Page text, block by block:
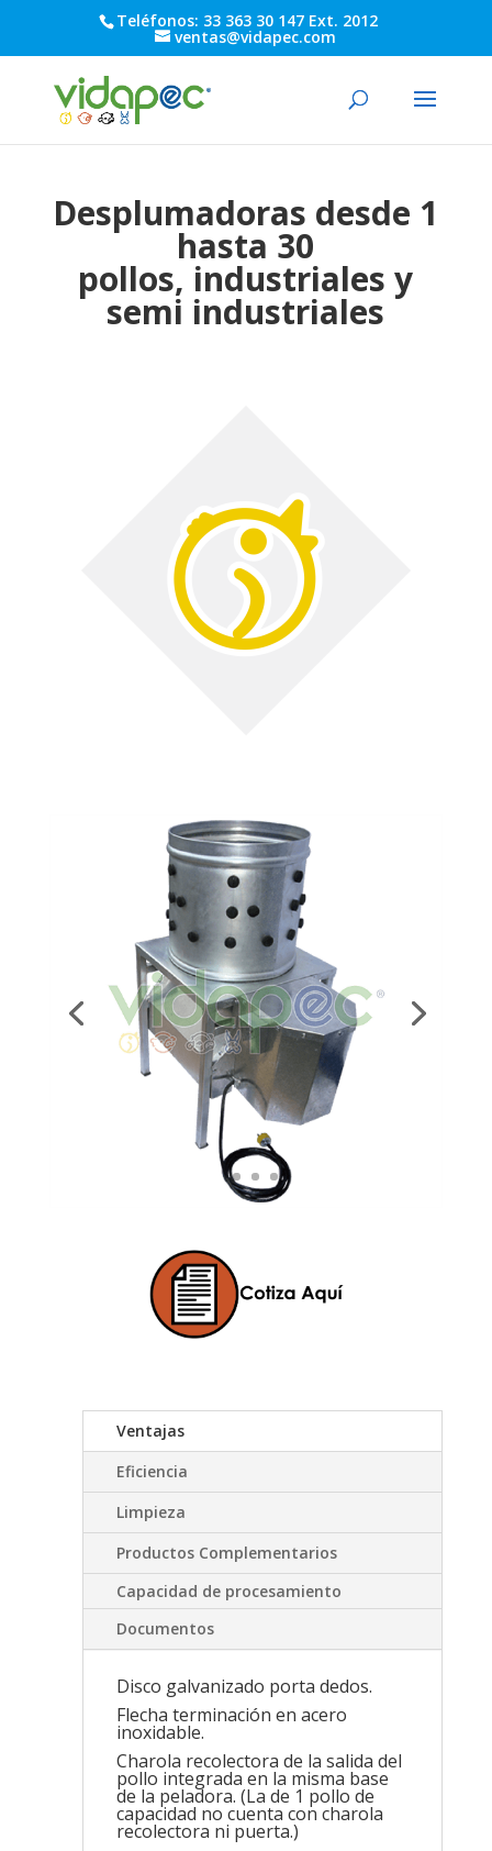
Teléfonos: 33 363 30 147 Ext. 2012
ventas@vidapec.com
Desplumadoras desde 1
hasta 30
pollos, industriales y
semi industriales
Ventajas
Eficiencia
Limpieza
Productos Complementarios
Capacidad de procesamiento
Documentos
Disco galvanizado porta dedos.
Flecha terminación en acero
inoxidable.
Charola recolectora de la salida del
pollo integrada en la misma base
de la peladora. (La de 1 pollo de
capacidad no cuenta con charola
recolectora ni puerta.)